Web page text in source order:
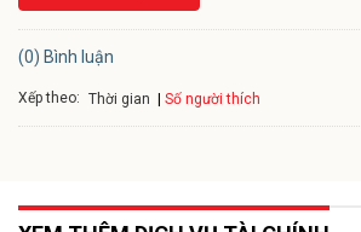
(0) Bình luận
Xếp theo: Thời gian Số người thích